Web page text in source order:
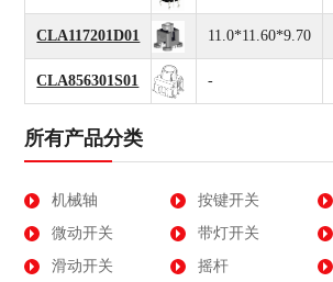
CLA117201D01 11.0*11.60*9.70
CLA856301S01 -
所有产品分类
机械轴 按键开关
微动开关
带灯开关
滑动开关
摇杆